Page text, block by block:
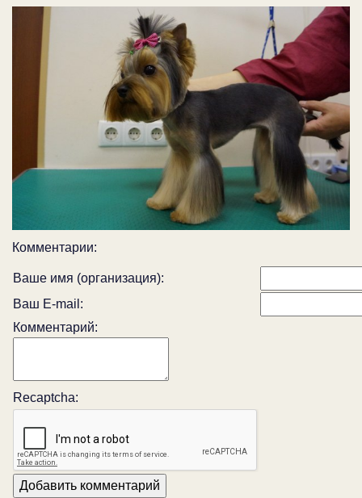
Комментарии:
Ваше имя (организация):
Ваш E-mail:
Комментарий:
Recaptcha: